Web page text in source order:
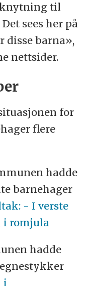
til
sees her på
disse barna»,
nettsider.
for
flere
hadde
barnehager
- I verste
i romjula
hadde
i